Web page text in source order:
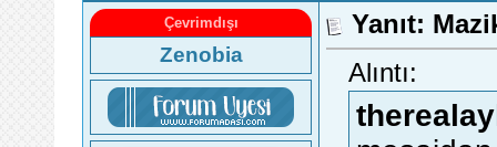
Çevrimdışı
Zenobia
Yanıt:
Alıntı: